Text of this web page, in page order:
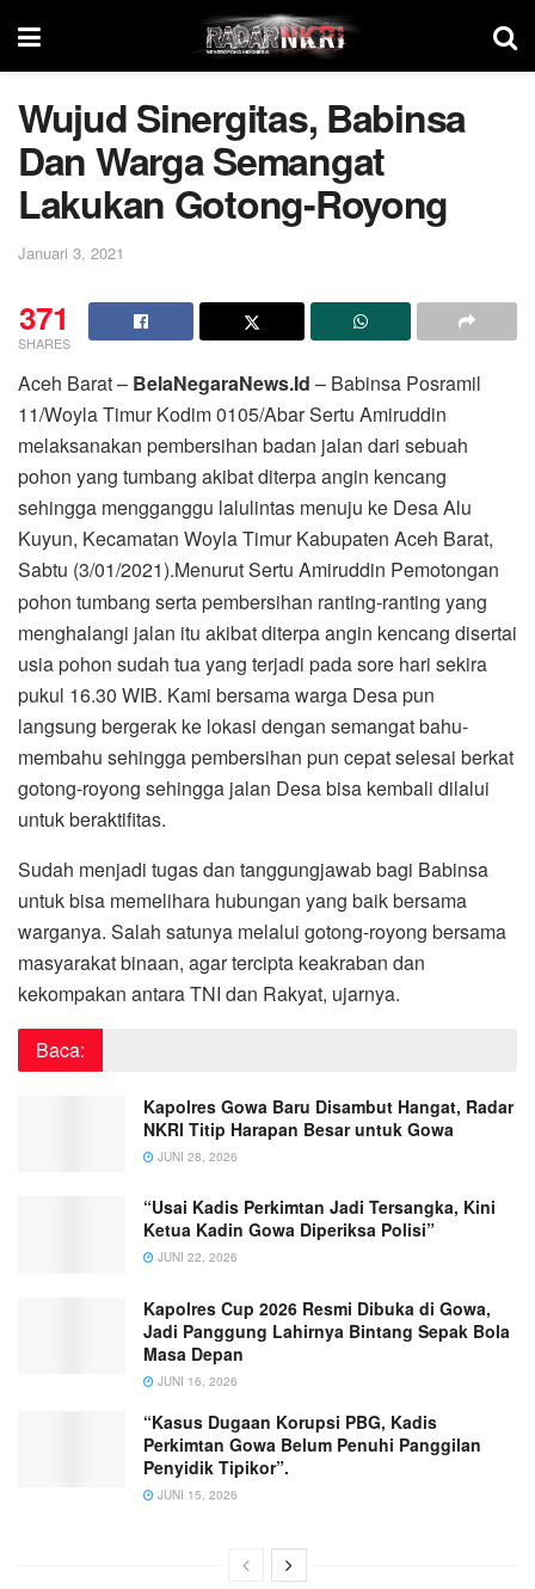
Wujud Sinergitas, Babinsa
Dan Warga Semangat
Lakukan Gotong-Royong
Januari 3, 2021
371
SHARES
Aceh Barat – BelaNegaraNews.Id – Babinsa Posramil
11/Woyla Timur Kodim 0105/Abar Sertu Amiruddin
melaksanakan pembersihan badan jalan dari sebuah
pohon yang tumbang akibat diterpa angin kencang
sehingga mengganggu lalulintas menuju ke Desa Alu
Kuyun, Kecamatan Woyla Timur Kabupaten Aceh Barat,
Sabtu (3/01/2021).Menurut Sertu Amiruddin Pemotongan
pohon tumbang serta pembersihan ranting-ranting yang
menghalangi jalan itu akibat diterpa angin kencang disertai
usia pohon sudah tua yang terjadi pada sore hari sekira
pukul 16.30 WIB. Kami bersama warga Desa pun
langsung bergerak ke lokasi dengan semangat bahu-
membahu sehingga pembersihan pun cepat selesai berkat
gotong-royong sehingga jalan Desa bisa kembali dilalui
untuk beraktifitas.
Sudah menjadi tugas dan tanggungjawab bagi Babinsa
untuk bisa memelihara hubungan yang baik bersama
warganya. Salah satunya melalui gotong-royong bersama
masyarakat binaan, agar tercipta keakraban dan
kekompakan antara TNI dan Rakyat, ujarnya.
Baca:
Kapolres Gowa Baru Disambut Hangat, Radar
NKRI Titip Harapan Besar untuk Gowa
JUNI 28, 2026
“Usai Kadis Perkimtan Jadi Tersangka, Kini
Ketua Kadin Gowa Diperiksa Polisi”
JUNI 22, 2026
Kapolres Cup 2026 Resmi Dibuka di Gowa,
Jadi Panggung Lahirnya Bintang Sepak Bola
Masa Depan
JUNI 16, 2026
“Kasus Dugaan Korupsi PBG, Kadis
Perkimtan Gowa Belum Penuhi Panggilan
Penyidik Tipikor”.
JUNI 15, 2026